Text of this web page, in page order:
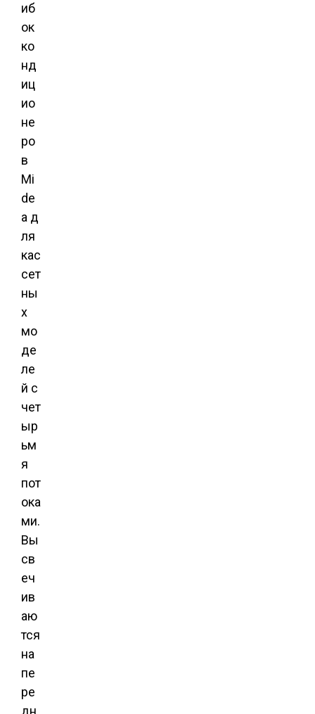
иб
ок
ко
нд
иц
ио
не
ро
в
Mi
de
a д
ля
кас
сет
ны
х
мо
де
ле
й с
чет
ыр
ьм
я
пот
ока
ми.
Вы
св
еч
ив
аю
тся
на
пе
ре
дн